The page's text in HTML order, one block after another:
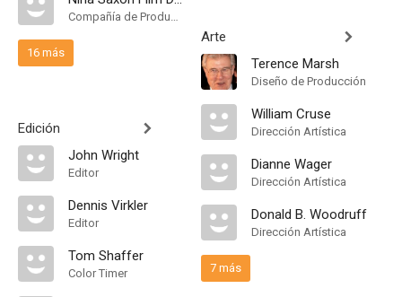
Compañía de Produccion
16 más
Edición
John Wright
Editor
Dennis Virkler
Editor
Tom Shaffer
Color Timer
Arte
Terence Marsh
Diseño de Producción
William Cruse
Dirección Artística
Dianne Wager
Dirección Artística
Donald B. Woodruff
Dirección Artística
7 más